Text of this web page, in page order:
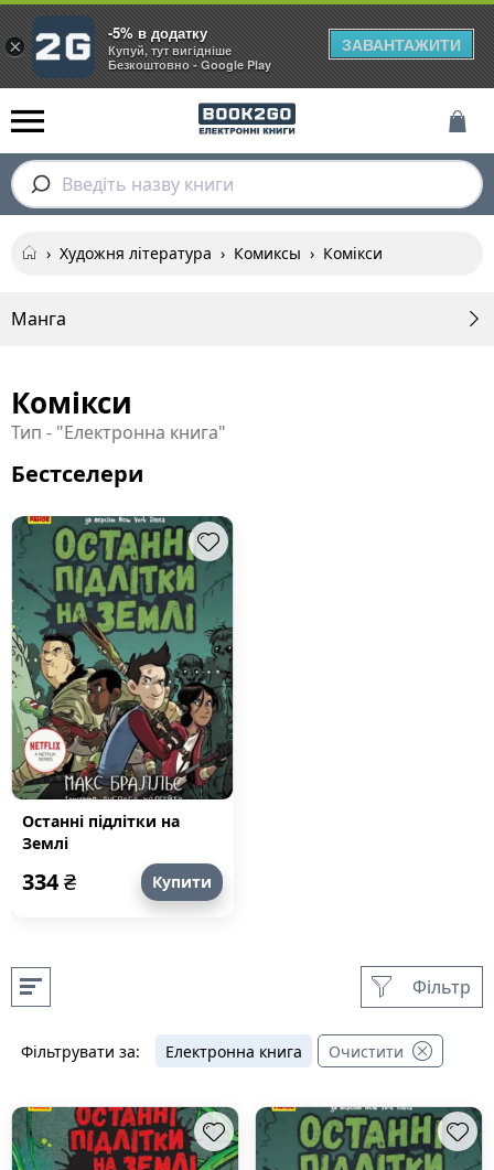
Введіть назву книги
› Художня література › Комиксы › Комікси
Манга
Комікси
Тип - "Електронна книга"
Бестселери
Останні підлітки на
Землі
334₴ Купити
Фільтр
Електронна книга Очистити
Фільтрувати за:
×
-5% в додатку
Купуй, тут вигідніше
Безкоштовно - Google Play
ЗАВАНТАЖИТИ